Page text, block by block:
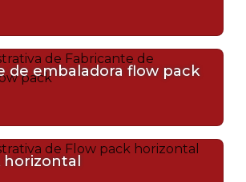
de embaladora flow pack
horizontal